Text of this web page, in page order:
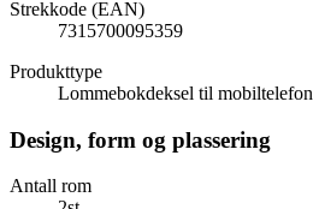
Strekkode (EAN)
7315700095359
Produkttype
Lommebokdeksel til mobiltelefon
Design, form og plassering
Antall rom